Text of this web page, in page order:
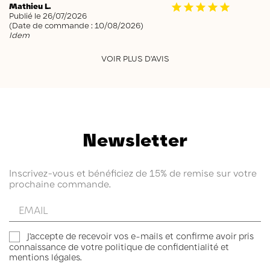
Mathieu L.
Publié le 26/07/2026
(Date de commande : 10/08/2026)
Idem
VOIR PLUS D'AVIS
Newsletter
Inscrivez-vous et bénéficiez de 15% de remise sur votre
prochaine commande.
Entrez
votre
email
J'accepte de recevoir vos e-mails et confirme avoir pris
connaissance de votre politique de confidentialité et
mentions légales.